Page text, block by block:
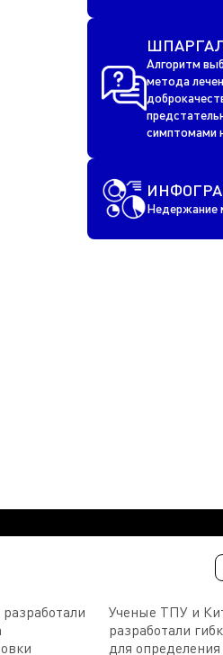
Алгоритм
метода
симптомами
Недержание
Ученые ТПУ и
разработали
для определения